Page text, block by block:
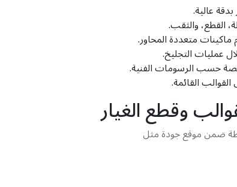
عالية.
القطع، والثقب.
ماكينات متعددة المحاور.
عمليات التجليخ.
حسب الرسومات الفنية.
القائمة.
وقطع الغيار
ضمن موقع جودة مثل